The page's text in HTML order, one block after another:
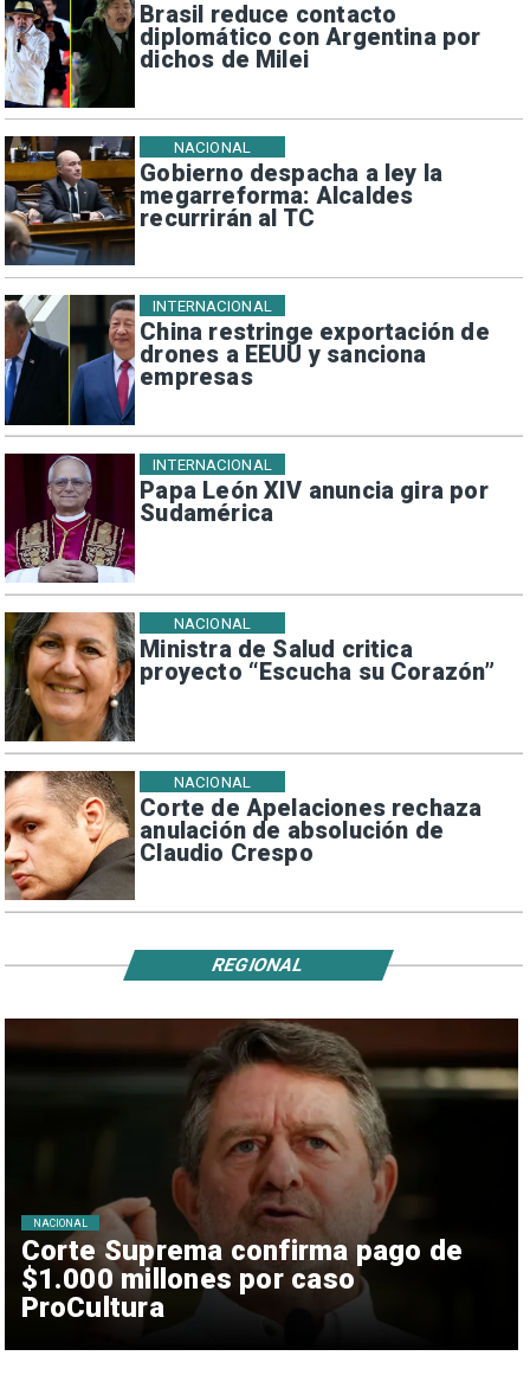
Brasil reduce contacto
diplomático con Argentina por
dichos de Milei
Gobierno despacha a ley la
megarreforma: Alcaldes
recurrirán al TC
NACIONAL
China restringe exportación de
drones a EEUU y sanciona
empresas
INTERNACIONAL
Papa León XIV anuncia gira por
Sudamérica
INTERNACIONAL
Ministra de Salud critica
proyecto “Escucha su Corazón”
NACIONAL
Corte de Apelaciones rechaza
anulación de absolución de
Claudio Crespo
NACIONAL
Corte Suprema confirma pago de
$1.000 millones por caso
ProCultura
NACIONAL
REGIONAL